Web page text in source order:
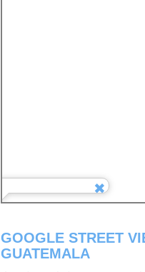
GOOGLE STREET
GUATEMALA